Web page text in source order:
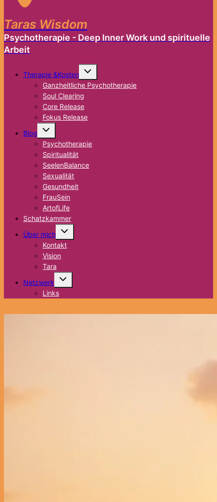
Taras Wisdom
Psychotherapie - Deep Inner Work und spirituelle
Arbeit
Therapie &Kosten
Untermenü
Ganzheitliche Psychotherapie
Soul Clearing
Core Release
Fokus Release
Blog
Untermenü
Psychotherapie
Spiritualität
SeelenBalance
Sexualität
Gesundheit
FrauSein
ArtofLife
Schatzkammer
Über mich
Untermenü
Kontakt
Vision
Tara
Netzwerk
Untermenü
Links